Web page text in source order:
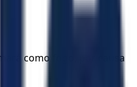
como fogo, por causa